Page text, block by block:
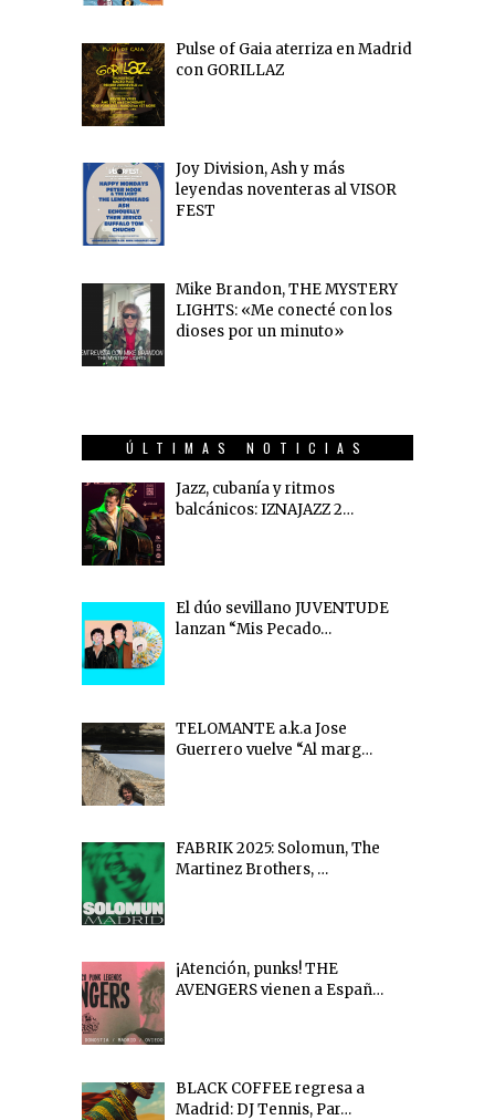
Pulse of Gaia aterriza en Madrid
con GORILLAZ
Joy Division, Ash y más
leyendas noventeras al VISOR
FEST
Mike Brandon, THE MYSTERY
LIGHTS: «Me conecté con los
dioses por un minuto»
ÚLTIMAS NOTICIAS
Jazz, cubanía y ritmos
balcánicos: IZNAJAZZ 2…
El dúo sevillano JUVENTUDE
lanzan “Mis Pecado…
TELOMANTE a.k.a Jose
Guerrero vuelve “Al marg…
FABRIK 2025: Solomun, The
Martinez Brothers, …
¡Atención, punks! THE
AVENGERS vienen a Españ…
BLACK COFFEE regresa a
Madrid: DJ Tennis, Par…